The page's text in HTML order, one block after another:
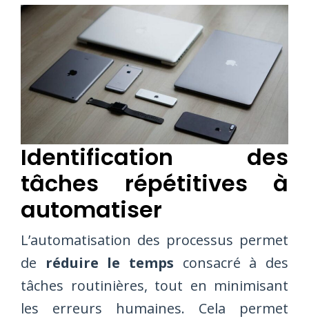
Identification des
tâches répétitives à
automatiser
L’automatisation des processus permet
de réduire le temps consacré à des
tâches routinières, tout en minimisant
les erreurs humaines. Cela permet